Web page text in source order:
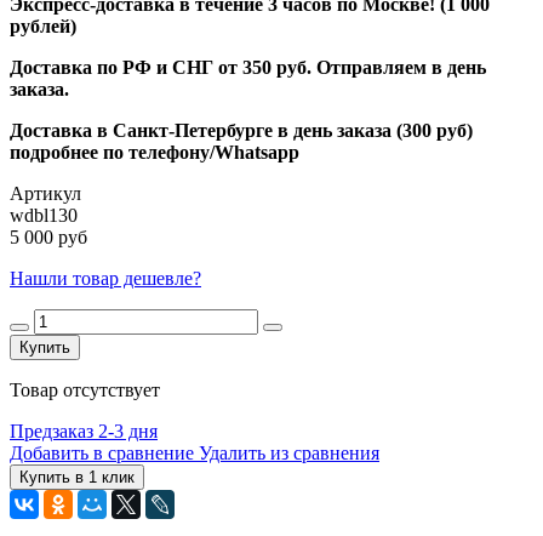
рублей)
Доставка по РФ и СНГ от 350 руб. Отправляем в день
заказа.
Доставка в Санкт-Петербурге в день заказа (300 руб)
подробнее по телефону/Whatsapp
Артикул
wdbl130
5 000 руб
Нашли товар дешевле?
Купить
Товар отсутствует
Предзаказ 2-3 дня
Добавить в сравнение Удалить из сравнения
Купить в 1 клик